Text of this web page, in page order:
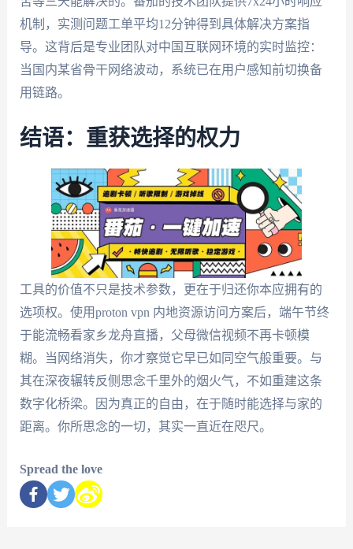
机制，实测问题工单平均12分钟得到具体解决方案指
导。这背后是专业团队对中国互联网环境的实时监控：
当国内某省骨干网络波动，系统已在用户感知前切换备
用链路。
结语：重获选择的权力
工具的价值不只是技术参数，更在于归还你本应拥有的
选项权。使用proton vpn 内地资源访问方案后，端午节终
于能流畅看家乡龙舟直播，父母微信视频不再卡顿模
糊。当网络消失，你才察觉它早已如同空气般重要。与
其在深夜辗转反侧思念千里外的烟火气，不如重建这条
数字化桥梁。因为真正的自由，在于随时能选择与家的
距离。你所思念的一切，其实一直近在咫尺。
Spread the love